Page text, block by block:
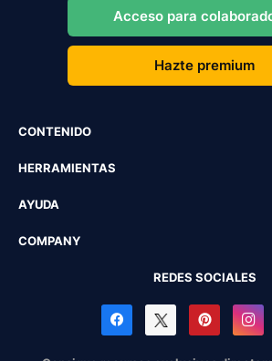
Acceso para
Hazte premium
CONTENIDO
HERRAMIENTAS
AYUDA
COMPANY
REDES SOCIALES